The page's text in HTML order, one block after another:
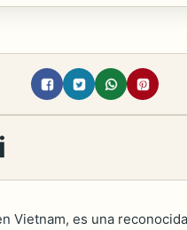
Vietnam, es una